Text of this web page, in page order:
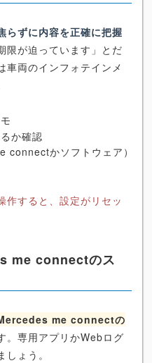
らずに内容を正確に把握
限が迫っています」とだ
車両のインフォテインメ
か確認
かソフトウェア）
作すると、設定がリセッ
me connectのス
me connectの
。専用アプリかWebログ
ょう。